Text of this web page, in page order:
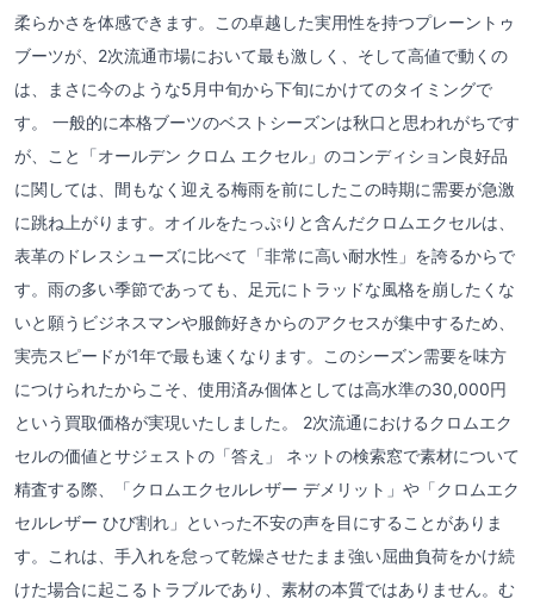
柔らかさを体感できます。この卓越した実用性を持つプレーントゥ
ブーツが、2次流通市場において最も激しく、そして高値で動くの
は、まさに今のような5月中旬から下旬にかけてのタイミングで
す。 一般的に本格ブーツのベストシーズンは秋口と思われがちです
が、こと「オールデン クロム エクセル」のコンディション良好品
に関しては、間もなく迎える梅雨を前にしたこの時期に需要が急激
に跳ね上がります。オイルをたっぷりと含んだクロムエクセルは、
表革のドレスシューズに比べて「非常に高い耐水性」を誇るからで
す。雨の多い季節であっても、足元にトラッドな風格を崩したくな
いと願うビジネスマンや服飾好きからのアクセスが集中するため、
実売スピードが1年で最も速くなります。このシーズン需要を味方
につけられたからこそ、使用済み個体としては高水準の30,000円
という買取価格が実現いたしました。 2次流通におけるクロムエク
セルの価値とサジェストの「答え」 ネットの検索窓で素材について
精査する際、「クロムエクセルレザー デメリット」や「クロムエク
セルレザー ひび割れ」といった不安の声を目にすることがありま
す。これは、手入れを怠って乾燥させたまま強い屈曲負荷をかけ続
けた場合に起こるトラブルであり、素材の本質ではありません。む